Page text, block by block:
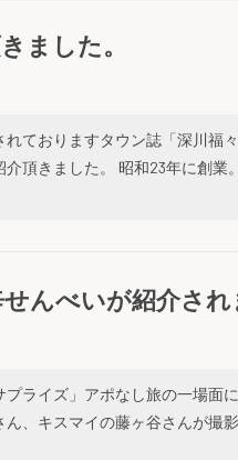
ました。
ておりますタウン誌「深川福
頂きました。 昭和23年に創業
んべいが紹介され
ライズ」アポなし旅の一場面
、キスマイの藤ヶ谷さんが撮